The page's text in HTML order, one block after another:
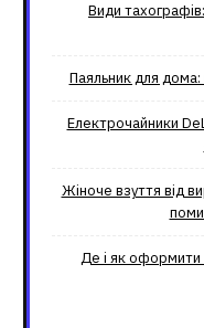
Види
Паяльник для
Електрочайники
Жіноче взуття від
Де і як оформити